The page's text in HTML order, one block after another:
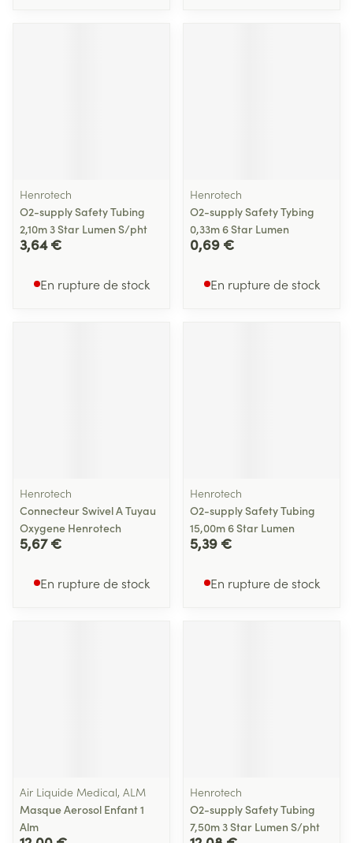
Henrotech
O2-supply Safety Tubing
2,10m 3 Star Lumen S/pht
3,64 €
En rupture de stock
Henrotech
O2-supply Safety Tybing
0,33m 6 Star Lumen
0,69 €
En rupture de stock
Henrotech
Connecteur Swivel A Tuyau
Oxygene Henrotech
5,67 €
En rupture de stock
Henrotech
O2-supply Safety Tubing
15,00m 6 Star Lumen
5,39 €
En rupture de stock
Air Liquide Medical, ALM
Masque Aerosol Enfant 1
Alm
Henrotech
O2-supply Safety Tubing
7,50m 3 Star Lumen S/pht